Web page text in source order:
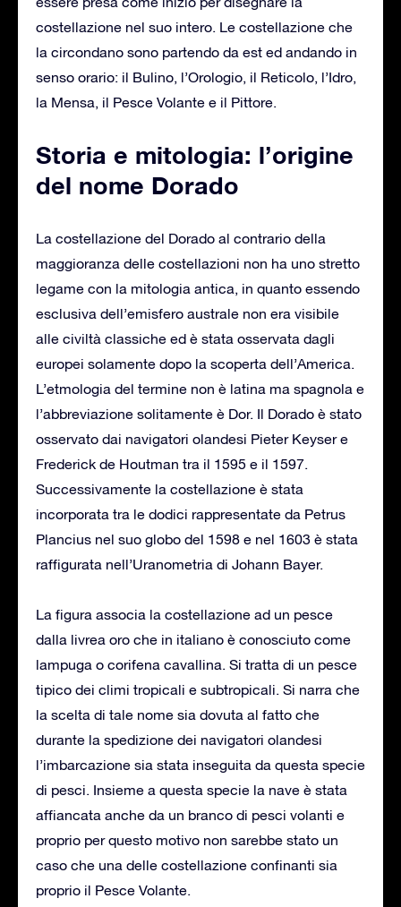
costellazione nel suo intero. Le costellazione che
la circondano sono partendo da est ed andando in
senso orario: il Bulino, l’Orologio, il Reticolo, l’Idro,
la Mensa, il Pesce Volante e il Pittore.
Storia e mitologia: l’origine
del nome Dorado
La costellazione del Dorado al contrario della
maggioranza delle costellazioni non ha uno stretto
legame con la mitologia antica, in quanto essendo
esclusiva dell’emisfero australe non era visibile
alle civiltà classiche ed è stata osservata dagli
europei solamente dopo la scoperta dell’America.
L’etmologia del termine non è latina ma spagnola e
l’abbreviazione solitamente è Dor. Il Dorado è stato
osservato dai navigatori olandesi Pieter Keyser e
Frederick de Houtman tra il 1595 e il 1597.
Successivamente la costellazione è stata
incorporata tra le dodici rappresentate da Petrus
Plancius nel suo globo del 1598 e nel 1603 è stata
raffigurata nell’Uranometria di Johann Bayer.
La figura associa la costellazione ad un pesce
dalla livrea oro che in italiano è conosciuto come
lampuga o corifena cavallina. Si tratta di un pesce
tipico dei climi tropicali e subtropicali. Si narra che
la scelta di tale nome sia dovuta al fatto che
durante la spedizione dei navigatori olandesi
l’imbarcazione sia stata inseguita da questa specie
di pesci. Insieme a questa specie la nave è stata
affiancata anche da un branco di pesci volanti e
proprio per questo motivo non sarebbe stato un
caso che una delle costellazione confinanti sia
proprio il Pesce Volante.